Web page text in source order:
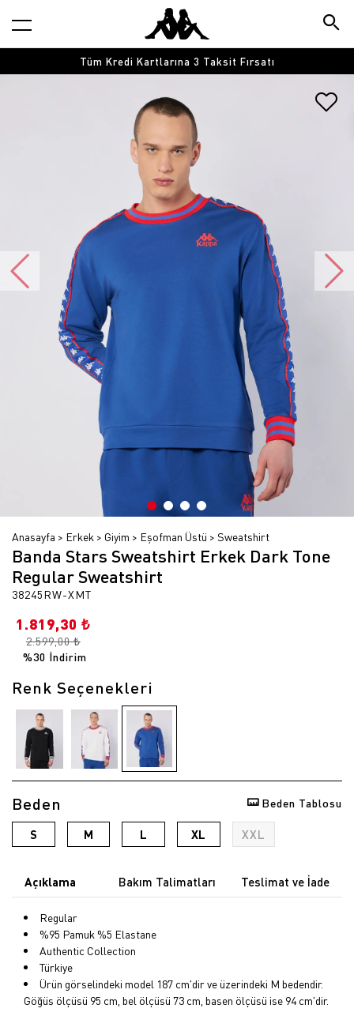
Tüm Kredi Kartlarına 3 Taksit Fırsatı
Anasayfa Erkek Giyim Eşofman Üstü Sweatshirt
Banda Stars Sweatshirt Erkek Dark Tone
Regular Sweatshirt
38245RW-XMT
1.819,30 ₺
2.599,00 ₺
%30 İndirim
Renk Seçenekleri
Beden Beden Tablosu
S M L XL XXL
Açıklama Bakım Talimatları Teslimat ve İade
Regular
%95 Pamuk %5 Elastane
Authentic Collection
Türkiye
Ürün görselindeki model 187 cm'dir ve üzerindeki M bedendir.
Göğüs ölçüsü 95 cm, bel ölçüsü 73 cm, basen ölçüsü ise 94 cm'dir.